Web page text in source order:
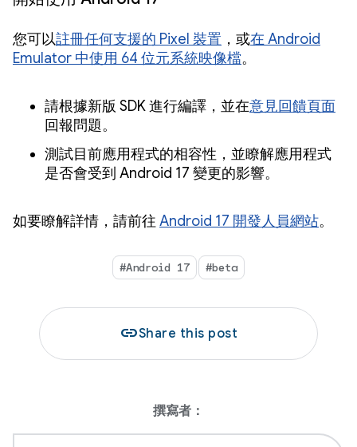
您可以註冊任何支援的 Pixel 裝置 ，或在 Android
Emulator 中使用 64 位元系統映像檔。
請根據新版 SDK 進行編譯，並在意見回饋頁面
回報問題。
測試目前應用程式的相容性，並瞭解應用程式
是否會受到 Android 17 變更的影響。
如要瞭解詳情，請前往Android 17 開發人員網站。
#Android 17 #beta
linkShare this post
撰寫者：